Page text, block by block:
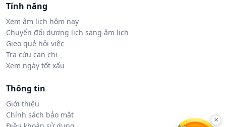
Tính năng
Xem âm lịch hôm nay
Chuyển đổi dương lịch sang âm lịch
Gieo quẻ hỏi việc
Tra cứu can chi
Xem ngày tốt xấu
Thông tin
Giới thiệu
Chính sách bảo mật
×